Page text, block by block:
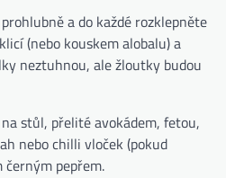
a do každé rozklepněte
(nebo kouskem alobalu) a
neztuhnou, ale žloutky budou
stůl, přelité avokádem, fetou,
nebo chilli vloček (pokud
černým pepřem.